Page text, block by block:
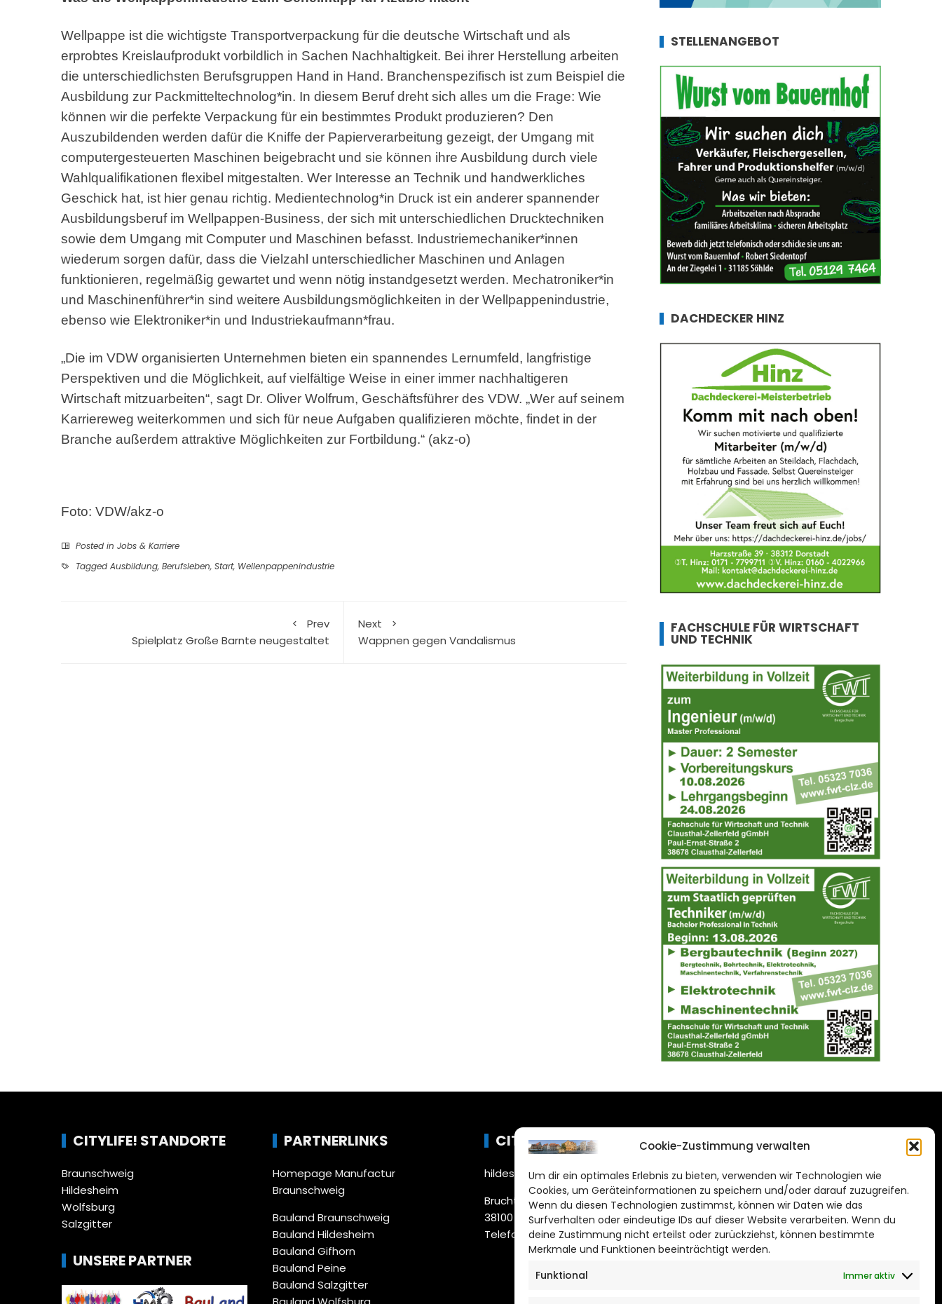
Cookie-Zustimmung verwalten
Um dir ein optimales Erlebnis zu bieten, verwenden wir Technologien wie
Cookies, um Geräteinformationen zu speichern und/oder darauf zuzugreifen.
Wenn du diesen Technologien zustimmst, können wir Daten wie das
Surfverhalten oder eindeutige IDs auf dieser Website verarbeiten. Wenn du
deine Zustimmung nicht erteilst oder zurückziehst, können bestimmte
Merkmale und Funktionen beeinträchtigt werden.
Funktional
Immer aktiv
Wellpappe ist die wichtigste Transportverpackung für die deutsche Wirtschaft und als
erprobtes Kreislaufprodukt vorbildlich in Sachen Nachhaltigkeit. Bei ihrer Herstellung arbeiten
die unterschiedlichsten Berufsgruppen Hand in Hand. Branchenspezifisch ist zum Beispiel die
Ausbildung zur Packmitteltechnolog*in. In diesem Beruf dreht sich alles um die Frage: Wie
können wir die perfekte Verpackung für ein bestimmtes Produkt produzieren? Den
Auszubildenden werden dafür die Kniffe der Papierverarbeitung gezeigt, der Umgang mit
computergesteuerten Maschinen beigebracht und sie können ihre Ausbildung durch viele
Wahlqualifikationen flexibel mitgestalten. Wer Interesse an Technik und handwerkliches
Geschick hat, ist hier genau richtig. Medientechnolog*in Druck ist ein anderer spannender
Ausbildungsberuf im Wellpappen-Business, der sich mit unterschiedlichen Drucktechniken
sowie dem Umgang mit Computer und Maschinen befasst. Industriemechaniker*innen
wiederum sorgen dafür, dass die Vielzahl unterschiedlicher Maschinen und Anlagen
funktionieren, regelmäßig gewartet und wenn nötig instandgesetzt werden. Mechatroniker*in
und Maschinenführer*in sind weitere Ausbildungsmöglichkeiten in der Wellpappenindustrie,
ebenso wie Elektroniker*in und Industriekaufmann*frau.
„Die im VDW organisierten Unternehmen bieten ein spannendes Lernumfeld, langfristige
Perspektiven und die Möglichkeit, auf vielfältige Weise in einer immer nachhaltigeren
Wirtschaft mitzuarbeiten“, sagt Dr. Oliver Wolfrum, Geschäftsführer des VDW. „Wer auf seinem
Karriereweg weiterkommen und sich für neue Aufgaben qualifizieren möchte, findet in der
Branche außerdem attraktive Möglichkeiten zur Fortbildung.“ (akz-o)
Foto: VDW/akz-o
Posted in Jobs & Karriere
Tagged Ausbildung, Berufsleben, Start, Wellenpappenindustrie
Prev
Spielplatz Große Barnte neugestaltet
Next
Wappnen gegen Vandalismus
STELLENANGEBOT
DACHDECKER HINZ
FACHSCHULE FÜR WIRTSCHAFT
UND TECHNIK
CITYLIFE! STANDORTE
Braunschweig
Hildesheim
Wolfsburg
Salzgitter
UNSERE PARTNER
PARTNERLINKS
Homepage Manufactur
Braunschweig
Bauland Braunschweig
Bauland Hildesheim
Bauland Gifhorn
Bauland Peine
Bauland Salzgitter
CITYLIFE!
hildesheim@citylifemedien.de
Bruchtorwall 12
38100 Braunschweig
Telefon: 0531 387220 – 65
DAS STADTMAGAZIN
FÜR HILDESHEIM
Impressum
Datenschutzerklärung
Cookie Richtlinie
CITYLIFE! BEI FACEBOOK